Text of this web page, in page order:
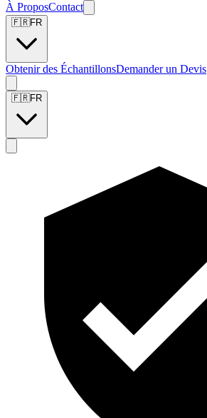
À ProposContact
🇫🇷FR
Obtenir des ÉchantillonsDemander un Devis
🇫🇷FR